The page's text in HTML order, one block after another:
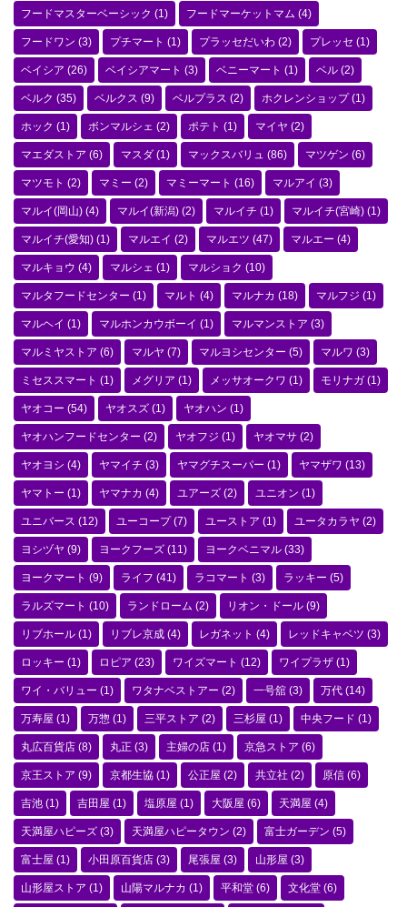
フードマスターベーシック (1) フードマーケットマム (4)
フードワン (3) プチマート (1) プラッセだいわ (2) プレッセ (1)
ベイシア (26) ベイシアマート (3) ベニーマート (1) ベル (2)
ベルク (35) ベルクス (9) ベルプラス (2) ホクレンショップ(1)
ホック (1) ボンマルシェ (2) ポテト (1) マイヤ (2)
マエダストア (6) マスダ (1) マックスバリュ (86) マツゲン (6)
マツモト (2) マミー (2) マミーマート (16) マルアイ (3)
マルイ(岡山) (4) マルイ(新潟) (2) マルイチ (1) マルイチ(宮崎) (1)
マルイチ(愛知) (1) マルエイ (2) マルエツ (47) マルエー (4)
マルキョウ (4) マルシェ (1) マルショク (10)
マルタフードセンター (1) マルト (4) マルナカ (18) マルフジ (1)
マルヘイ (1) マルホンカウボーイ (1) マルマンストア (3)
マルミヤストア (6) マルヤ (7) マルヨシセンター (5) マルワ (3)
ミセススマート (1) メグリア (1) メッサオークワ (1) モリナガ (1)
ヤオコー (54) ヤオスズ (1) ヤオハン (1)
ヤオハンフードセンター (2) ヤオフジ (1) ヤオマサ (2)
ヤオヨシ (4) ヤマイチ (3) ヤマグチスーパー (1) ヤマザワ (13)
ヤマトー (1) ヤマナカ (4) ユアーズ (2) ユニオン (1)
ユニバース (12) ユーコープ(7) ユーストア (1) ユータカラヤ (2)
ヨシヅヤ (9) ヨークフーズ (11) ヨークベニマル (33)
ヨークマート (9) ライフ (41) ラコマート (3) ラッキー (5)
ラルズマート (10) ランドローム (2) リオン・ドール (9)
リブホール (1) リブレ京成 (4) レガネット (4) レッドキャベツ (3)
ロッキー (1) ロピア (23) ワイズマート (12) ワイプラザ (1)
ワイ・バリュー (1) ワタナベストアー (2) 一号舘 (3) 万代 (14)
万寿屋 (1) 万惣 (1) 三平ストア (2) 三杉屋 (1) 中央フード (1)
丸広百貨店 (8) 丸正 (3) 主婦の店 (1) 京急ストア (6)
京王ストア (9) 京都生協 (1) 公正屋 (2) 共立社 (2) 原信 (6)
吉池 (1) 吉田屋 (1) 塩原屋 (1) 大阪屋 (6) 天満屋 (4)
天満屋ハピーズ (3) 天満屋ハピータウン (2) 富士ガーデン (5)
富士屋 (1) 小田原百貨店 (3) 尾張屋 (3) 山形屋 (3)
山形屋ストア (1) 山陽マルナカ (1) 平和堂 (6) 文化堂 (6)